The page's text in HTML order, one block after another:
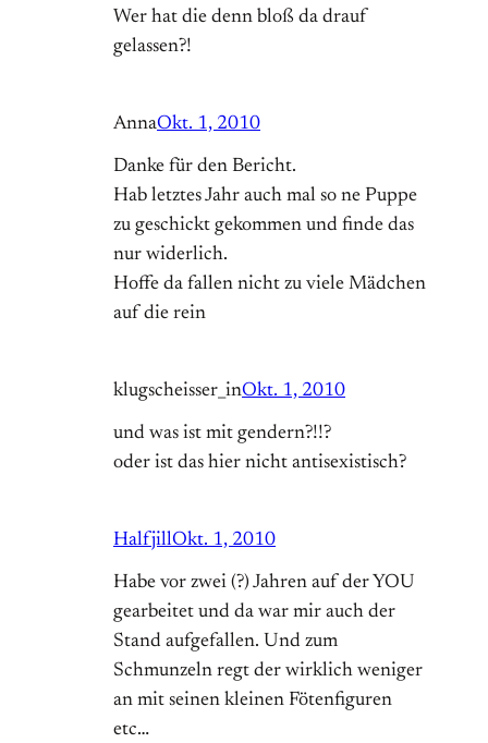
Wer hat die denn bloß da drauf
gelassen?!
AnnaOkt. 1, 2010
Danke für den Bericht.
Hab letztes Jahr auch mal so ne Puppe
zu geschickt gekommen und finde das
nur widerlich.
Hoffe da fallen nicht zu viele Mädchen
auf die rein
klugscheisser_inOkt. 1, 2010
und was ist mit gendern?!!?
oder ist das hier nicht antisexistisch?
HalfjillOkt. 1, 2010
Habe vor zwei (?) Jahren auf der YOU
gearbeitet und da war mir auch der
Stand aufgefallen. Und zum
Schmunzeln regt der wirklich weniger
an mit seinen kleinen Fötenfiguren
etc…